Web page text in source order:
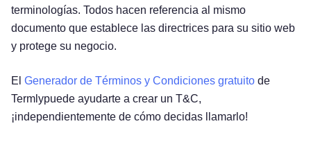
terminologías. Todos hacen referencia al mismo
documento que establece las directrices para su sitio web
y protege su negocio.
El Generador de Términos y Condiciones gratuito de
Termlypuede ayudarte a crear un T&C,
¡independientemente de cómo decidas llamarlo!